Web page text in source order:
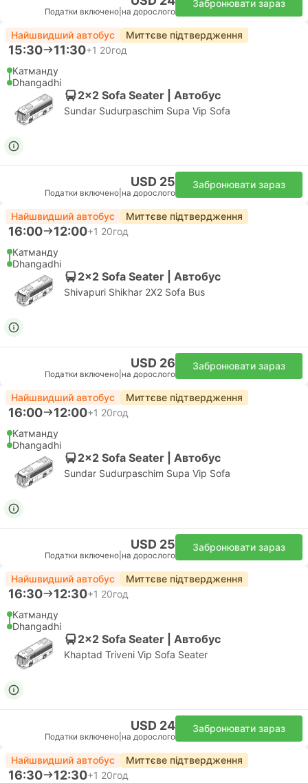
Податки включено на дорослого
Забронювати зараз
Найшвидший автобус Миттєве підтвердження
15:30 11:30+1 20год
Катманду
Dhangadhi
2x2 Sofa Seater | Автобус
Sundar Sudurpaschim Supa Vip Sofa
USD 25
Податки включено на дорослого
Забронювати зараз
Найшвидший автобус Миттєве підтвердження
16:00 12:00+1 20год
Катманду
Dhangadhi
2x2 Sofa Seater | Автобус
Shivapuri Shikhar 2X2 Sofa Bus
USD 26
Податки включено на дорослого
Забронювати зараз
Найшвидший автобус Миттєве підтвердження
16:00 12:00+1 20год
Катманду
Dhangadhi
2x2 Sofa Seater | Автобус
Sundar Sudurpaschim Supa Vip Sofa
USD 25
Податки включено на дорослого
Забронювати зараз
Найшвидший автобус Миттєве підтвердження
16:30 12:30+1 20год
Катманду
Dhangadhi
2x2 Sofa Seater | Автобус
Khaptad Triveni Vip Sofa Seater
USD 24
Податки включено на дорослого
Забронювати зараз
Найшвидший автобус Миттєве підтвердження
16:30 12:30+1 20год